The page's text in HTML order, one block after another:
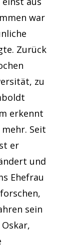
war
Zurück
zu
erkennt
Seit
er
und
Ehefrau
sein